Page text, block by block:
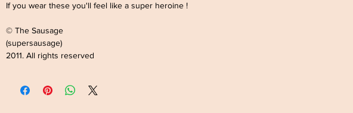
If you wear these you'll feel like a super heroine !
© The Sausage
(supersausage)
2011. All rights reserved